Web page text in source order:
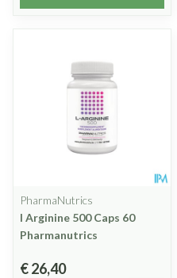
PharmaNutrics
l Arginine 500 Caps 60
Pharmanutrics
€ 26,40